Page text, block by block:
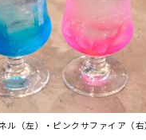
ル（左）・ピンクサファイア（右